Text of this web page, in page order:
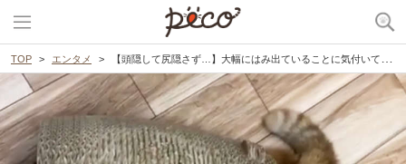
TOP エンタメ 【頭隠して尻隠さず…】大幅にはみ出ていることに気付いていないニャンコ。真剣な表情がたまらない♡